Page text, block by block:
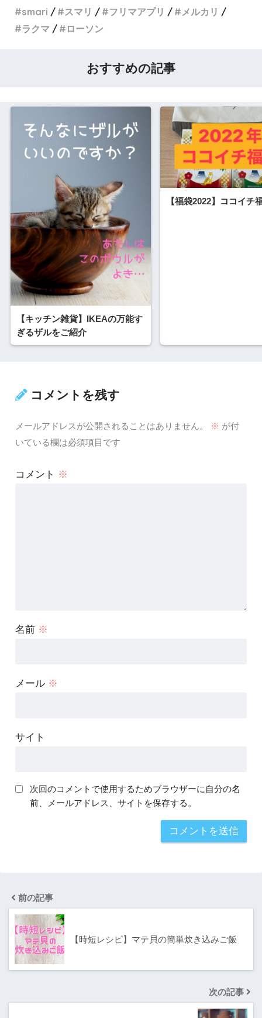
smari
スマリ フリマアプリ
メルカリ
ラクマ
ローソン
おすすめの記事
【キッチン雑貨】IKEAの万能す
ぎるザルをご紹介
【福袋2022】ココイチ
コメントを残す
メールアドレスが公開されることはありません。 ※ が付
いている欄は必須項目です
コメント ※
名前 ※
メール ※
サイト
次回のコメントで使用するためブラウザーに自分の名
前、メールアドレス、サイトを保存する。
前の記事
【時短レシピ】マテ貝の簡単炊き込みご飯
次の記事